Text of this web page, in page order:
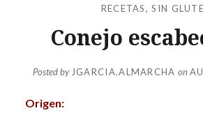
RECETAS,SIN
Conejo
Posted by JGARCIA.ALMARCHA on
Origen: